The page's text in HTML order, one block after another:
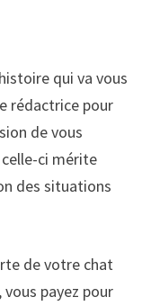
qui va vous
rédactrice pour
de vous
ci mérite
des situations
de votre chat
payez pour